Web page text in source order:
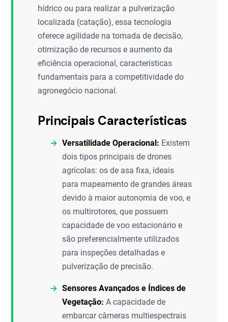
hídrico ou para realizar a pulverização
localizada (catação), essa tecnologia
oferece agilidade na tomada de decisão,
otimização de recursos e aumento da
eficiência operacional, características
fundamentais para a competitividade do
agronegócio nacional.
Principais Características
Versatilidade Operacional: Existem
dois tipos principais de drones
agrícolas: os de asa fixa, ideais
para mapeamento de grandes áreas
devido à maior autonomia de voo, e
os multirotores, que possuem
capacidade de voo estacionário e
são preferencialmente utilizados
para inspeções detalhadas e
pulverização de precisão.
Sensores Avançados e Índices de
Vegetação: A capacidade de
embarcar câmeras multiespectrais